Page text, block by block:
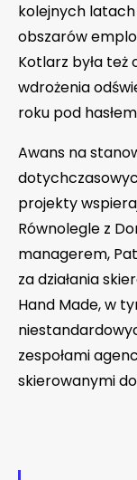
kolejnych latach
obszarów
Kotlarz była
wdrożenia
roku pod
Awans na
projekty
Równolegle z
managerem,
za działania
Hand Made, w
zespołami
skierowanymi